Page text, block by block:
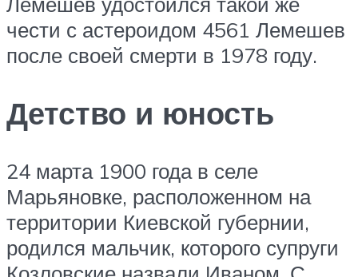
чести с астероидом 4561 Лемешев
после своей смерти в 1978 году.
Детство и юность
24 марта 1900 года в селе
Марьяновке, расположенном на
территории Киевской губернии,
родился мальчик, которого супруги